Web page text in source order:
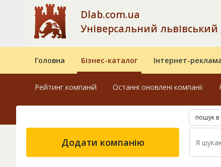
Dlab.com.ua
Універсальний
Головна Бізнес-каталог Інтернет-
Рейтинг компаній Останні оновлені компанії
пошук в
Додати компанію